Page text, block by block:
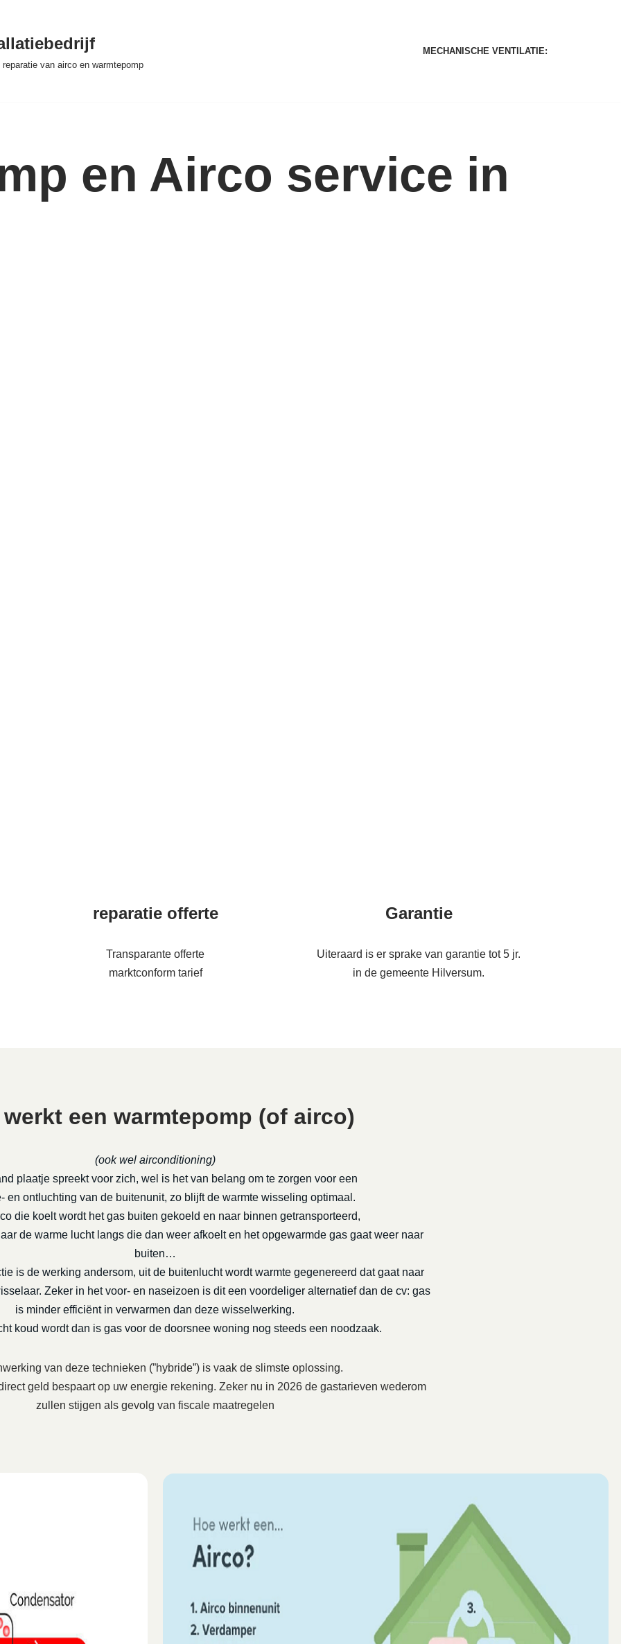
van airco en warmtepomp
MECHANISCHE VENTILATIE:
en Airco service in
reparatie offerte
Transparante offerte
marktconform tarief
Garantie
Uiteraard is er sprake van garantie tot 5 jr.
in de gemeente Hilversum.
werkt een warmtepomp (of airco)
(ook wel airconditioning)
plaatje spreekt voor zich, wel is het van belang om te zorgen voor een
en ontluchting van de buitenunit, zo blijft de warmte wisseling optimaal.
die koelt wordt het gas buiten gekoeld en naar binnen getransporteerd,
de warme lucht langs die dan weer afkoelt en het opgewarmde gas gaat weer naar
buiten…
is de werking andersom, uit de buitenlucht wordt warmte gegenereerd dat gaat naar
Zeker in het voor- en naseizoen is dit een voordeliger alternatief dan de cv: gas
is minder efficiënt in verwarmen dan deze wisselwerking.
koud wordt dan is gas voor de doorsnee woning nog steeds een noodzaak.
van deze technieken (”hybride”) is vaak de slimste oplossing.
geld bespaart op uw energie rekening. Zeker nu in 2026 de gastarieven wederom
zullen stijgen als gevolg van fiscale maatregelen